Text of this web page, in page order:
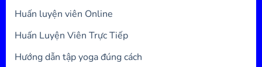
Huấn luyện viên Online
Huấn Luyện Viên Trực Tiếp
Hướng dẫn tập yoga đúng cách